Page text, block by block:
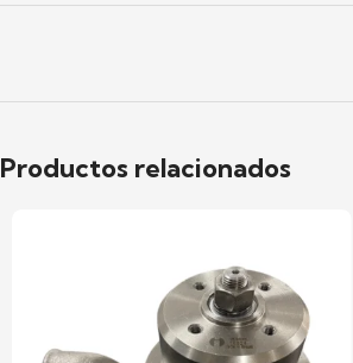
Productos relacionados